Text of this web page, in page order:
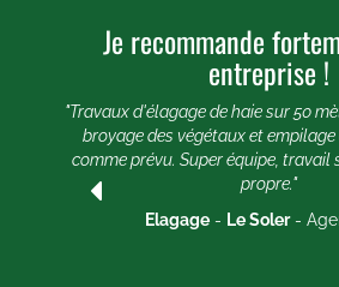
Je recommande
entreprise !
"Travaux d'élagage de haie sur 50
broyage des végétaux et
comme prévu. Super équipe, travail
propre."
Elagage - Le Soler-